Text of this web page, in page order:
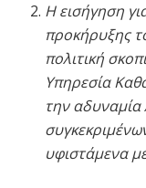
Η εισήγηση
προκήρυξης
πολιτική
Υπηρεσία
την αδυναμία
υφιστάμενα